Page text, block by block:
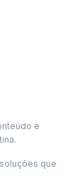
e
que